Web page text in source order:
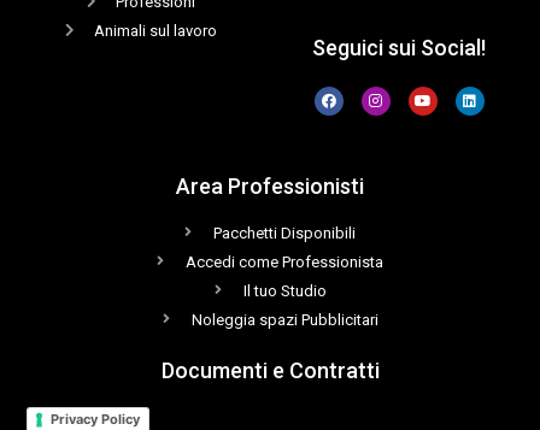
Animali sul lavoro
Seguici sui Social!
Area Professionisti
Pacchetti Disponibili
Accedi come Professionista
Il tuo Studio
Noleggia spazi Pubblicitari
Documenti e Contratti
Privacy Policy